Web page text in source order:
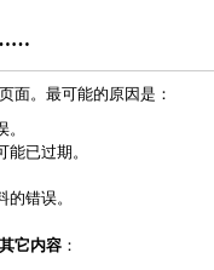
……
面。最可能的原因是：
已过期。
错误。
它内容 ：